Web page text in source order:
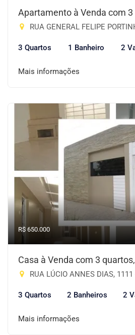
Apartamento à Venda com 3
RUA GENERAL FELIPE PORTINHO,
3 Quartos 1 Banheiro 2
Mais informações
R$ 650.000
Casa à Venda com 3
RUA LÚCIO ANNES DIAS,
3 Quartos 2 Banheiros 2
Mais informações